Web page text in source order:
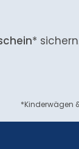
*
*Kinderwägen